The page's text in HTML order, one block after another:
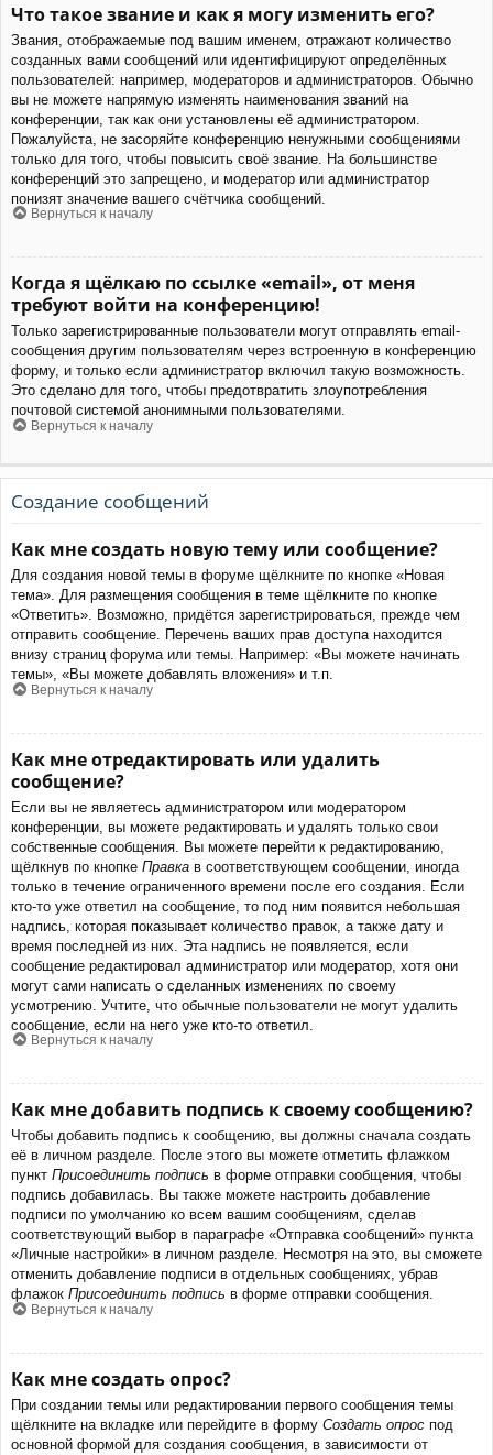
Что такое звание и как я могу изменить его?
Звания, отображаемые под вашим именем, отражают количество
созданных вами сообщений или идентифицируют определённых
пользователей: например, модераторов и администраторов. Обычно
вы не можете напрямую изменять наименования званий на
конференции, так как они установлены её администратором.
Пожалуйста, не засоряйте конференцию ненужными сообщениями
только для того, чтобы повысить своё звание. На большинстве
конференций это запрещено, и модератор или администратор
понизят значение вашего счётчика сообщений.
Вернуться к началу
Когда я щёлкаю по ссылке «email», от меня
требуют войти на конференцию!
Только зарегистрированные пользователи могут отправлять email-
сообщения другим пользователям через встроенную в конференцию
форму, и только если администратор включил такую возможность.
Это сделано для того, чтобы предотвратить злоупотребления
почтовой системой анонимными пользователями.
Вернуться к началу
Создание сообщений
Как мне создать новую тему или сообщение?
Для создания новой темы в форуме щёлкните по кнопке «Новая
тема». Для размещения сообщения в теме щёлкните по кнопке
«Ответить». Возможно, придётся зарегистрироваться, прежде чем
отправить сообщение. Перечень ваших прав доступа находится
внизу страниц форума или темы. Например: «Вы можете начинать
темы», «Вы можете добавлять вложения» и т.п.
Вернуться к началу
Как мне отредактировать или удалить
сообщение?
Если вы не являетесь администратором или модератором
конференции, вы можете редактировать и удалять только свои
собственные сообщения. Вы можете перейти к редактированию,
щёлкнув по кнопке Правка в соответствующем сообщении, иногда
только в течение ограниченного времени после его создания. Если
кто-то уже ответил на сообщение, то под ним появится небольшая
надпись, которая показывает количество правок, а также дату и
время последней из них. Эта надпись не появляется, если
сообщение редактировал администратор или модератор, хотя они
могут сами написать о сделанных изменениях по своему
усмотрению. Учтите, что обычные пользователи не могут удалить
сообщение, если на него уже кто-то ответил.
Вернуться к началу
Как мне добавить подпись к своему сообщению?
Чтобы добавить подпись к сообщению, вы должны сначала создать
её в личном разделе. После этого вы можете отметить флажком
пункт Присоединить подпись в форме отправки сообщения, чтобы
подпись добавилась. Вы также можете настроить добавление
подписи по умолчанию ко всем вашим сообщениям, сделав
соответствующий выбор в параграфе «Отправка сообщений» пункта
«Личные настройки» в личном разделе. Несмотря на это, вы сможете
отменить добавление подписи в отдельных сообщениях, убрав
флажок Присоединить подпись в форме отправки сообщения.
Вернуться к началу
Как мне создать опрос?
При создании темы или редактировании первого сообщения темы
щёлкните на вкладке или перейдите в форму Создать опрос под
основной формой для создания сообщения, в зависимости от